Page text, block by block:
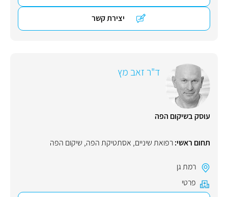
יצירת קשר
ד"ר זאב מץ
עוסק בשיקום הפה
תחום ראשי:רפואת שיניים, אסתטיקת הפה, שיקום הפה
רמת גן
פרטי